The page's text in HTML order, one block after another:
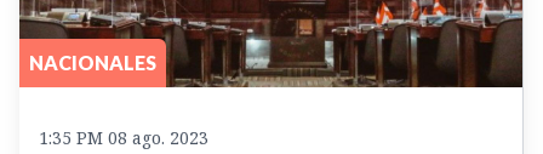
NACIONALES
1:35 PM 08 ago. 2023